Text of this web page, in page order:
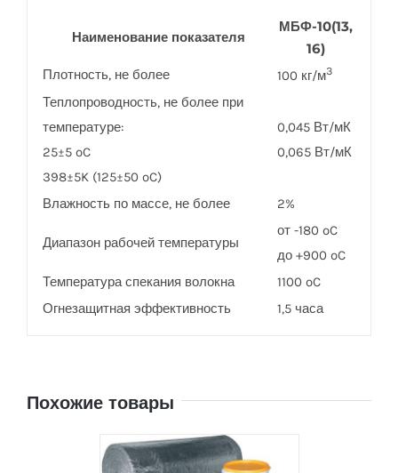
Наименование показателя
МБФ-10(13,
16)
Плотность, не более 100 кг/м3
Теплопроводность, не более при
температуре:
25±5 ºC
398±5K (125±50 ºC)
0,045 Вт/мК
0,065 Вт/мК
Влажность по массе, не более 2%
Диапазон рабочей температуры
от -180 ºC
до +900 ºC
Температура спекания волокна
1100 ºC
Огнезащитная эффективность
1,5 часа
Похожие товары